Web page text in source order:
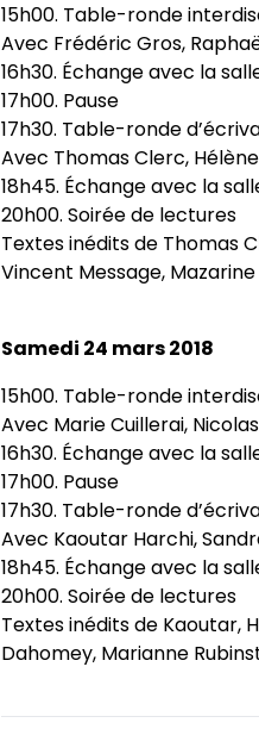
Projets scientifiques
Autres événements
Appels à contributions
15h00. Table-ronde
Avec Frédéric Gros,
16h30. Échange avec la
17h00. Pause
17h30. Table-ronde
Avec Thomas Clerc,
18h45. Échange avec la
20h00. Soirée de lectures
Textes inédits de Thomas
Vincent Message, Mazarine
Samedi 24 mars 2018
15h00. Table-ronde
Avec Marie Cuillerai,
16h30. Échange avec la
17h00. Pause
17h30. Table-ronde
Avec Kaoutar Harchi,
18h45. Échange avec la
20h00. Soirée de lectures
Textes inédits de Kaoutar,
Dahomey, Marianne